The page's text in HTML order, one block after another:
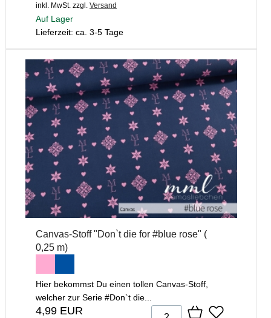
inkl. MwSt. zzgl. Versand
Auf Lager
Lieferzeit: ca. 3-5 Tage
Canvas-Stoff "Don`t die for #blue rose" (
0,25 m)
Hier bekommst Du einen tollen Canvas-Stoff,
welcher zur Serie #Don`t die...
4,99 EUR